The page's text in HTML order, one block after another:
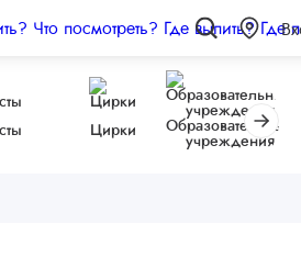
Цирки
Образовательные
учреждения